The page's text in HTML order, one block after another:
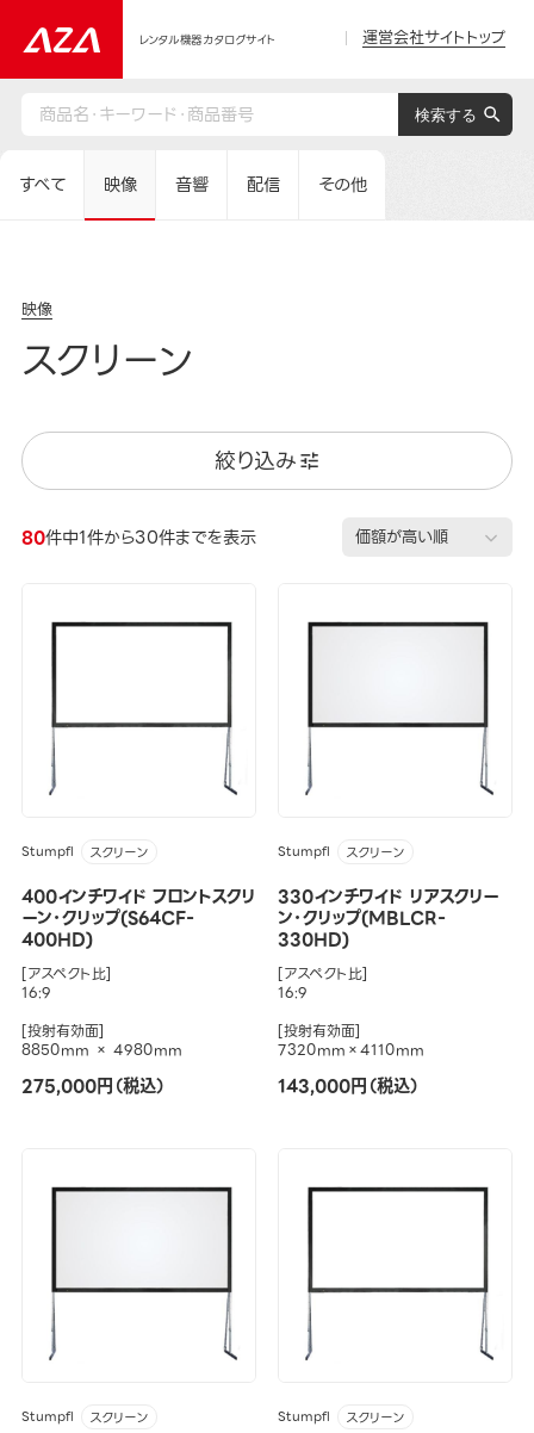
レンタル機器カタログサイト 運営会社サイトトップ
すべて 映像 音響 配信 その他
映像
スクリーン
絞り込み
80件中1件から30件までを表示
Stumpfl スクリーン
400インチワイド フロントスクリ
ーン･クリップ(S64CF-
400HD)
[アスペクト比]
16:9
[投射有効面]
8850mm × 4980mm
275,000円（税込）
Stumpfl スクリーン
330インチワイド リアスクリー
ン･クリップ(MBLCR-
330HD)
[アスペクト比]
16:9
[投射有効面]
7320mm×4110mm
143,000円（税込）
Stumpfl スクリーン Stumpfl スクリーン